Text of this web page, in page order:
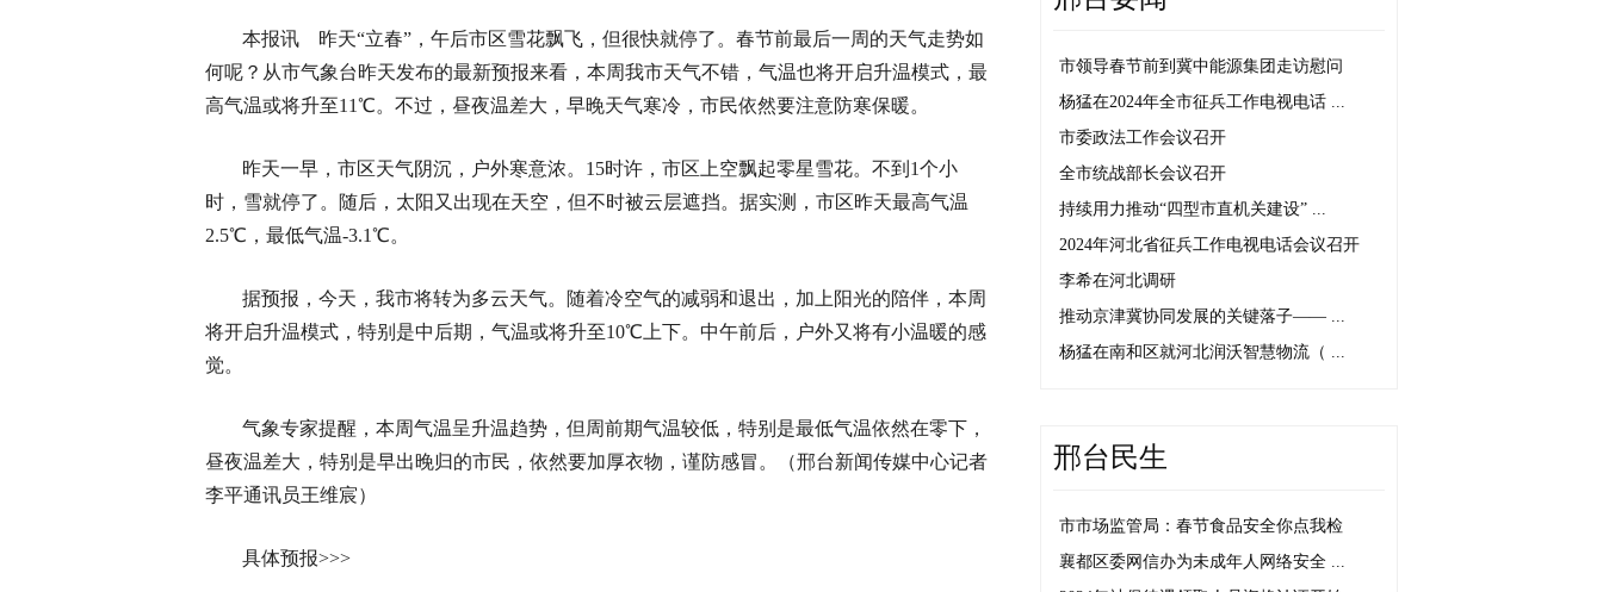
本报讯 昨天“立春”，午后市区雪花飘飞，但很快就停了。春节前最后一周的天气走势如
何呢？从市气象台昨天发布的最新预报来看，本周我市天气不错，气温也将开启升温模式，最
高气温或将升至11℃。不过，昼夜温差大，早晚天气寒冷，市民依然要注意防寒保暖。
昨天一早，市区天气阴沉，户外寒意浓。15时许，市区上空飘起零星雪花。不到1个小
时，雪就停了。随后，太阳又出现在天空，但不时被云层遮挡。据实测，市区昨天最高气温
2.5℃，最低气温-3.1℃。
据预报，今天，我市将转为多云天气。随着冷空气的减弱和退出，加上阳光的陪伴，本周
将开启升温模式，特别是中后期，气温或将升至10℃上下。中午前后，户外又将有小温暖的感
觉。
气象专家提醒，本周气温呈升温趋势，但周前期气温较低，特别是最低气温依然在零下，
昼夜温差大，特别是早出晚归的市民，依然要加厚衣物，谨防感冒。（邢台新闻传媒中心记者
李平通讯员王维宸）
具体预报>>>
市领导春节前到冀中能源集团走访慰问
杨猛在2024年全市征兵工作电视电话 ...
市委政法工作会议召开
全市统战部长会议召开
持续用力推动“四型市直机关建设” ...
2024年河北省征兵工作电视电话会议召开
李希在河北调研
推动京津冀协同发展的关键落子—— ...
杨猛在南和区就河北润沃智慧物流（ ...
邢台民生
市市场监管局：春节食品安全你点我检
襄都区委网信办为未成年人网络安全 ...